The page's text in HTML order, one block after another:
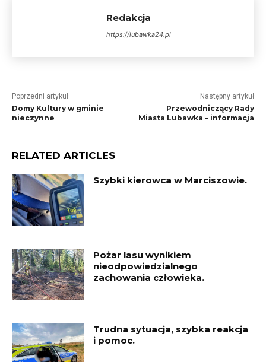
Redakcja
https://lubawka24.pl
Poprzedni artykuł
Domy Kultury w gminie
nieczynne
Następny artykuł
Przewodniczący Rady
Miasta Lubawka – informacja
RELATED ARTICLES
Szybki kierowca w Marciszowie.
Pożar lasu wynikiem
nieodpowiedzialnego
zachowania człowieka.
Trudna sytuacja, szybka reakcja
i pomoc.